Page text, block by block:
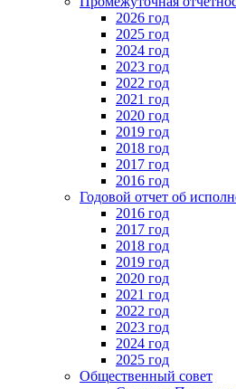
2026 год
2025 год
2024 год
2023 год
2022 год
2021 год
2020 год
2019 год
2018 год
2017 год
2016 год
Годовой отчет об
2016 год
2017 год
2018 год
2019 год
2020 год
2021 год
2022 год
2023 год
2024 год
2025 год
Общественный совет